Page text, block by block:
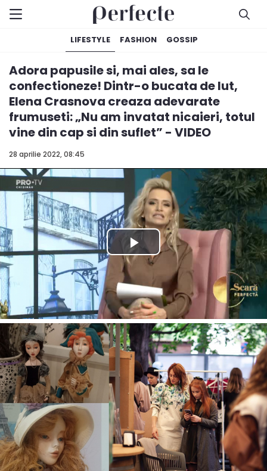
LIFESTYLE FASHION GOSSIP
28 aprilie 2022, 08:45
Adora papusile si, mai ales, sa le
confectioneze! Dintr-o bucata de lut,
Elena Crasnova creaza adevarate
frumuseti: „Nu am invatat nicaieri, totul
vine din cap si din suflet” - VIDEO